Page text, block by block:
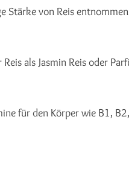
Stärke von Reis
als Jasmin Reis oder
für den Körper wie B1,